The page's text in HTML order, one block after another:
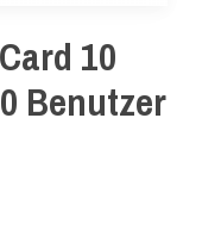
10
Benutzer